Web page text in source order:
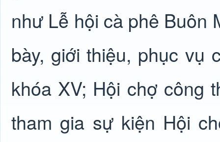
như Lễ hội cà phê Buôn
bày, giới thiệu, phục vụ
khóa XV; Hội chợ công
tham gia sự kiện Hội